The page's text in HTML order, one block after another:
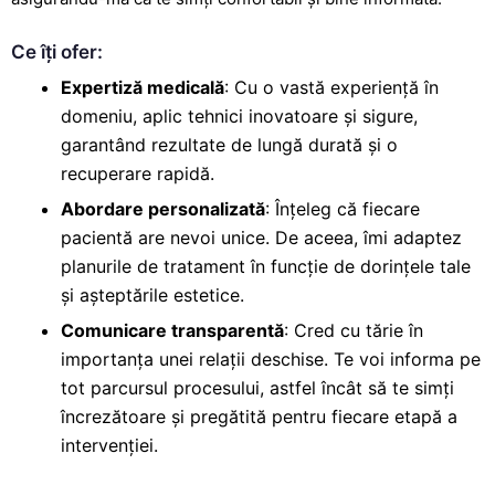
Ce îți ofer:
Expertiză medicală: Cu o vastă experiență în
domeniu, aplic tehnici inovatoare și sigure,
garantând rezultate de lungă durată și o
recuperare rapidă.
Abordare personalizată: Înțeleg că fiecare
pacientă are nevoi unice. De aceea, îmi adaptez
planurile de tratament în funcție de dorințele tale
și așteptările estetice.
Comunicare transparentă: Cred cu tărie în
importanța unei relații deschise. Te voi informa pe
tot parcursul procesului, astfel încât să te simți
încrezătoare și pregătită pentru fiecare etapă a
intervenției.